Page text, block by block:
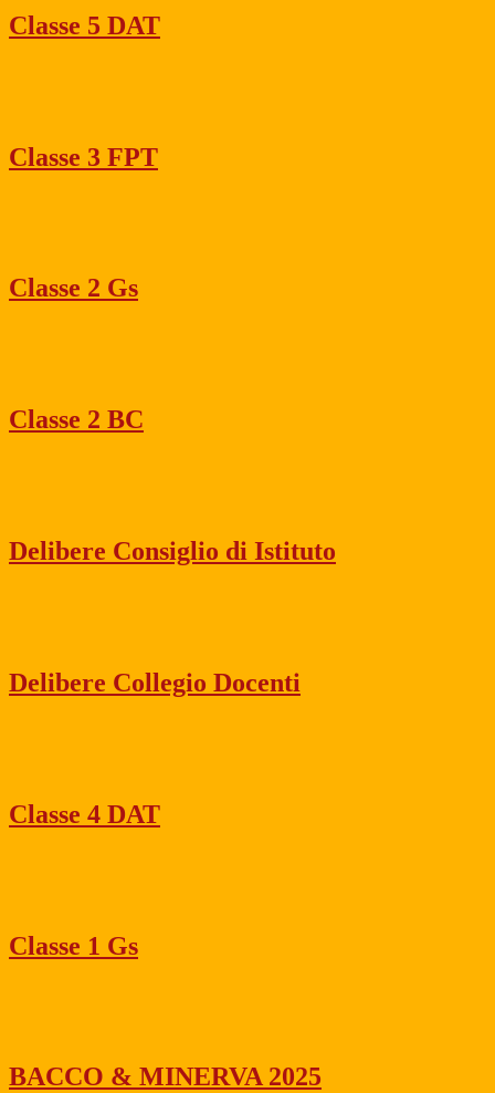
Classe 5 DAT
Classe 3 FPT
Classe 2 Gs
Classe 2 BC
Delibere Consiglio di Istituto
Delibere Collegio Docenti
Classe 4 DAT
Classe 1 Gs
BACCO & MINERVA 2025